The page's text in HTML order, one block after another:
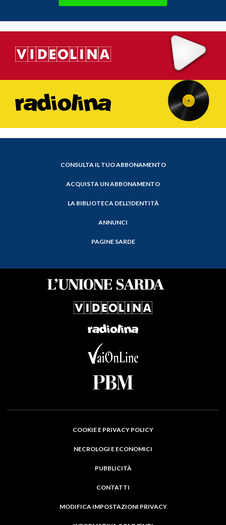
CONSULTA IL TUO ABBONAMENTO
ACQUISTA UN ABBONAMENTO
LA BIBLIOTECA DELL'IDENTITÀ
ANNUNCI
PAGINE SARDE
COOKIE E PRIVACY POLICY
NECROLOGI E ECONOMICI
PUBBLICITÀ
CONTATTI
MODIFICA IMPOSTAZIONI PRIVACY